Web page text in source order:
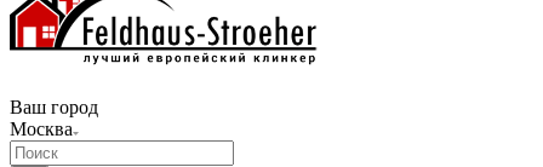
Ваш город
Москва